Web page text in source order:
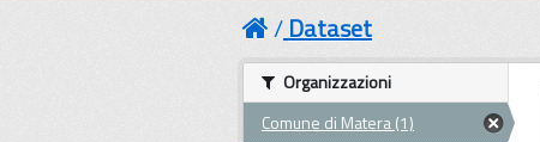
Dataset
Organizzazioni
Comune di Matera (1)